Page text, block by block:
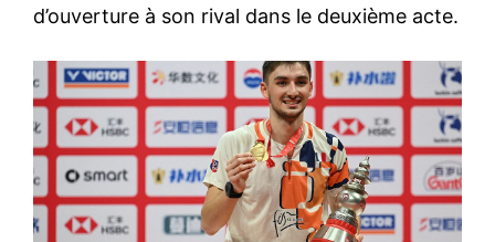
d’ouverture à son rival dans le deuxième acte.